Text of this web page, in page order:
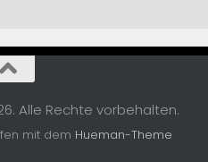
Alle Rechte vorbehalten.
mit dem Hueman-Theme